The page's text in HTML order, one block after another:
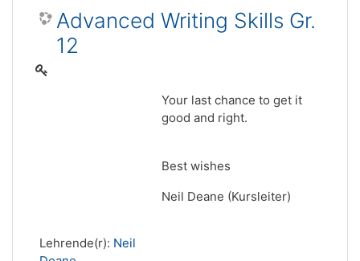
Advanced Writing Skills Gr.
12
Your last chance to get it
good and right.
Best wishes
Neil Deane (Kursleiter)
Lehrende(r): Neil